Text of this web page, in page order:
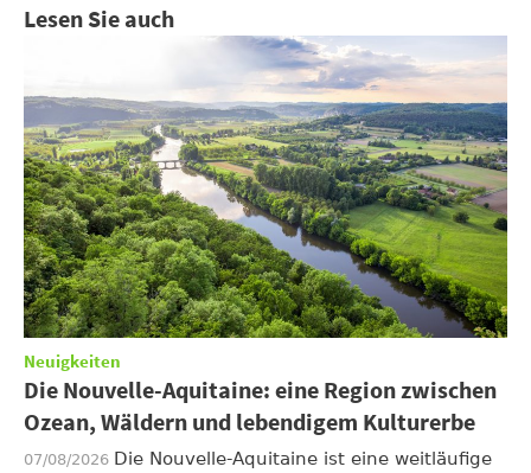
Lesen Sie auch
Neuigkeiten
Die Nouvelle-Aquitaine: eine Region zwischen
Ozean, Wäldern und lebendigem Kulturerbe
07/08/2026 Die Nouvelle-Aquitaine ist eine weitläufige